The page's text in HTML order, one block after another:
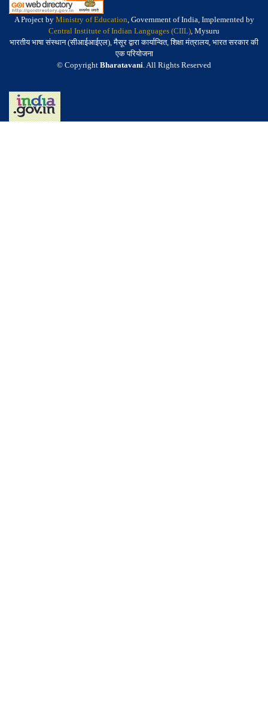
A Project by Ministry of Education, Government of India, Implemented by
Central Institute of Indian Languages (CIIL), Mysuru
भारतीय भाषा संस्थान (सीआईआईएल), मैसूर द्वारा कार्यान्वित, शिक्षा मंत्रालय, भारत सरकार की
एक परियोजना
© Copyright Bharatavani. All Rights Reserved